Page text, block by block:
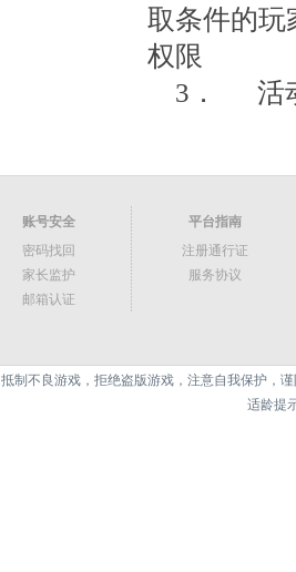
取条件的玩
权限
3． 活
账号安全
密码找回
家长监护
邮箱认证
平台指南
注册通行证
服务协议
抵制不良游戏，拒绝盗版游戏，注意自我保护，
适龄提